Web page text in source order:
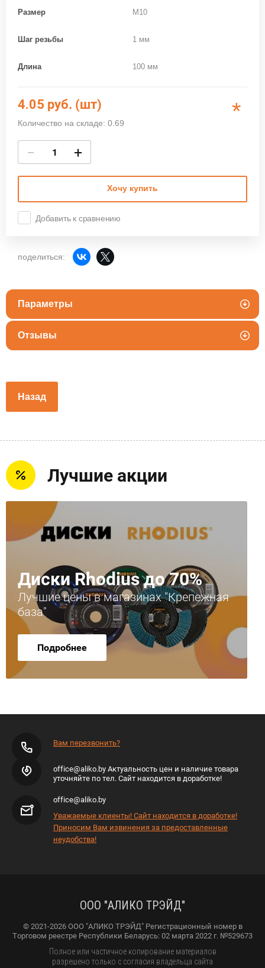
Размер M10
Шаг резьбы 1 мм
Длина 100 мм
4.05 руб. (шт)
Количество на складе: 0.69 *
− +
Хочу купить
Добавить к сравнению
поделиться:
Параметры
Отзывы
Назад
Лучшие акции
Диски Rhodius до 70%
Лучшие цены в магазинах "Крепежная
база"
Подробнее
Вам перезвонить?
office@aliko.by Актуальность цен и наличие товара
уточняйте по тел. Сайт находится в доработке!
office@aliko.by
Уважаемые клиенты! Сайт находится в доработке!
Приносим Вам извинения за предоставленные
неудобства!
ООО "АЛИКО ТРЭЙД"
© 2021-2026 ООО "АЛИКО ТРЭЙД" Регистрационный номер в
Торговом реестре Республики Беларусь: 02 марта 2022 г. №529673
Полное или частичное копирование материалов
разрешено только с согласия владельца сайта